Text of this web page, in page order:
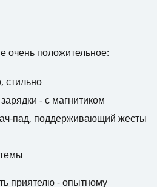
очень положительное:
стильно
- с магнитиком
пад, поддерживающий жесты
приятелю - опытному